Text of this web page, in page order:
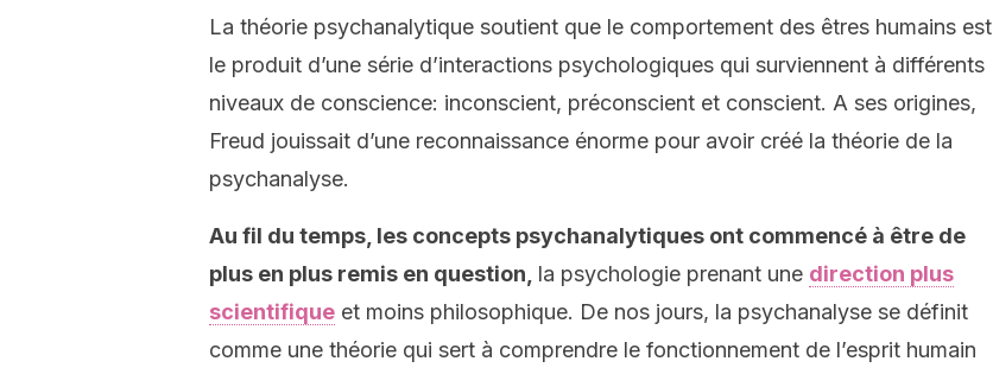
La théorie psychanalytique soutient que le comportement des êtres humains est
le produit d’une série d’interactions psychologiques qui surviennent à différents
niveaux de conscience: inconscient, préconscient et conscient. A ses origines,
Freud jouissait d’une reconnaissance énorme pour avoir créé la théorie de la
psychanalyse.
Au fil du temps, les concepts psychanalytiques ont commencé à être de
plus en plus remis en question, la psychologie prenant une direction plus
scientifique et moins philosophique. De nos jours, la psychanalyse se définit
comme une théorie qui sert à comprendre le fonctionnement de l’esprit humain